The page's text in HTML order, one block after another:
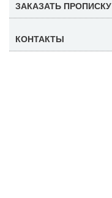
ЗАКАЗАТЬ ПРОПИСКУ
КОНТАКТЫ